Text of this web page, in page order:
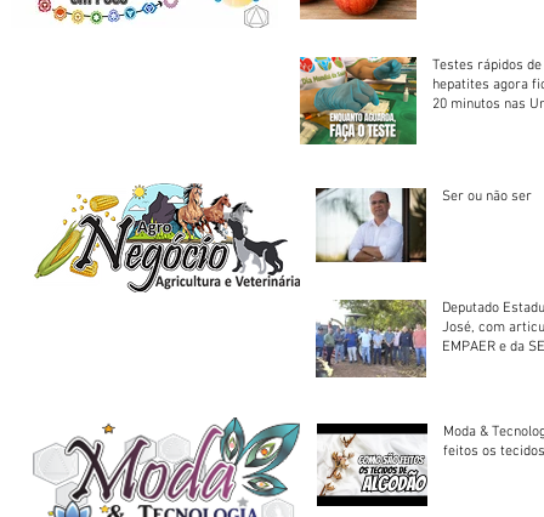
Testes rápidos
hepatites agora
20 minutos nas
Ser ou não ser
Deputado
José, com
EMPAER e da
Moda &
feitos os